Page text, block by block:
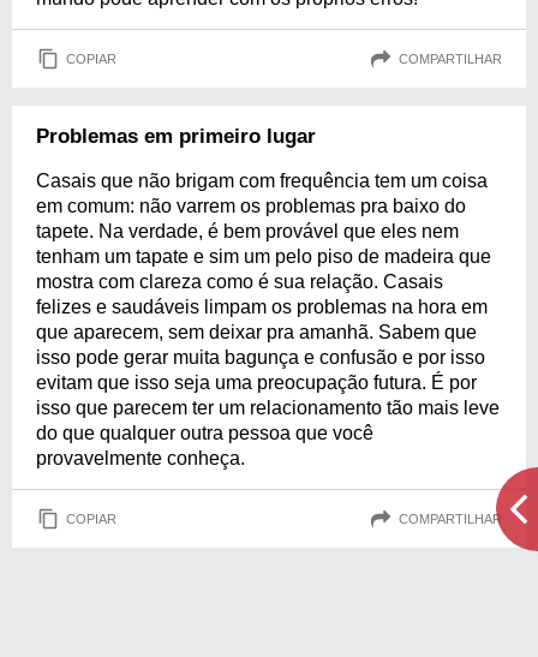
COPIAR COMPARTILHAR
Problemas em primeiro lugar
Casais que não brigam com frequência tem um coisa
em comum: não varrem os problemas pra baixo do
tapete. Na verdade, é bem provável que eles nem
tenham um tapate e sim um pelo piso de madeira que
mostra com clareza como é sua relação. Casais
felizes e saudáveis limpam os problemas na hora em
que aparecem, sem deixar pra amanhã. Sabem que
isso pode gerar muita bagunça e confusão e por isso
evitam que isso seja uma preocupação futura. É por
isso que parecem ter um relacionamento tão mais leve
do que qualquer outra pessoa que você
provavelmente conheça.
COPIAR COMPARTILHAR